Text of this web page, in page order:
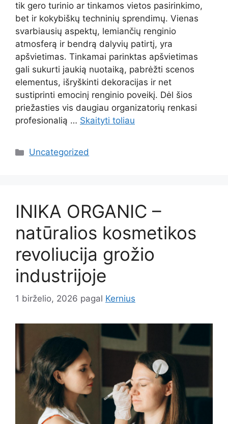
tik gero turinio ar tinkamos vietos pasirinkimo,
bet ir kokybiškų techninių sprendimų. Vienas
svarbiausių aspektų, lemiančių renginio
atmosferą ir bendrą dalyvių patirtį, yra
apšvietimas. Tinkamai parinktas apšvietimas
gali sukurti jaukią nuotaiką, pabrėžti scenos
elementus, išryškinti dekoracijas ir net
sustiprinti emocinį renginio poveikį. Dėl šios
priežasties vis daugiau organizatorių renkasi
profesionalią … Skaityti toliau
Kategorijos
Uncategorized
INIKA ORGANIC –
natūralios kosmetikos
revoliucija grožio
industrijoje
1 birželio, 2026 pagal Kernius